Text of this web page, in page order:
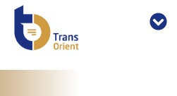
القائمة